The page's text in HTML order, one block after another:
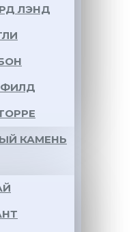
ЛЭНД
КАМЕНЬ